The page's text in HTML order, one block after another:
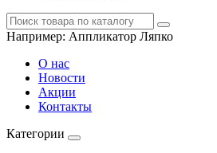
Например: Аппликатор Ляпко
О нас
Новости
Акции
Контакты
Категории